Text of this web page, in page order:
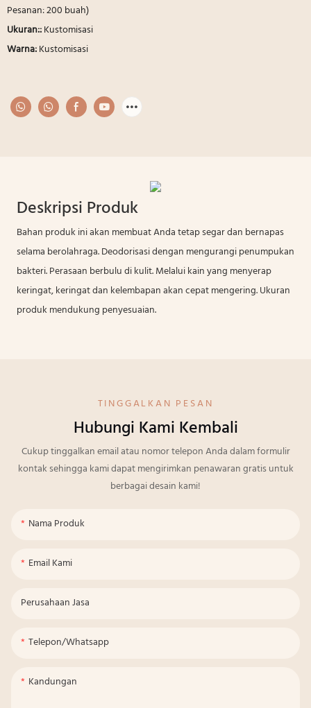
Pesanan: 200 buah)
Ukuran::Kustomisasi
Warna:Kustomisasi
Deskripsi Produk
Bahan produk ini akan membuat Anda tetap segar dan bernapas
selama berolahraga. Deodorisasi dengan mengurangi penumpukan
bakteri. Perasaan berbulu di kulit. Melalui kain yang menyerap
keringat, keringat dan kelembapan akan cepat mengering. Ukuran
produk mendukung penyesuaian.
TINGGALKAN PESAN
Hubungi Kami Kembali
Cukup tinggalkan email atau nomor telepon Anda dalam formulir
kontak sehingga kami dapat mengirimkan penawaran gratis untuk
berbagai desain kami!
Nama Produk
Email Kami
Perusahaan Jasa
Telepon/whatsapp
Kandungan